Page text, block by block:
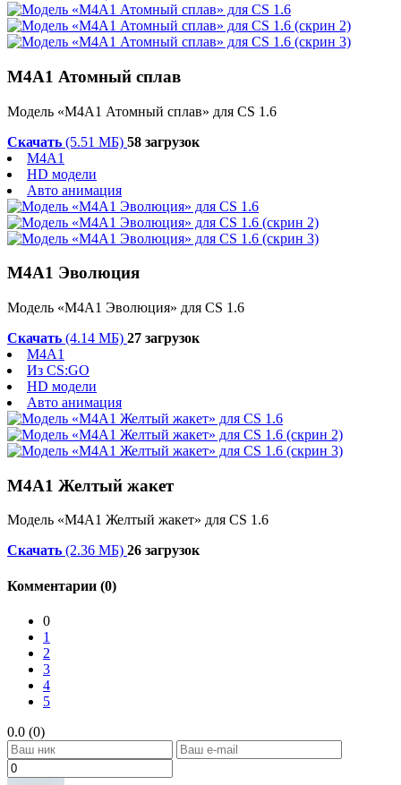
М4А1 Атомный сплав
Модель «М4А1 Атомный сплав» для CS 1.6
Скачать (5.51 МБ) 58 загрузок
M4A1
HD модели
Авто анимация
М4А1 Эволюция
Модель «М4А1 Эволюция» для CS 1.6
Скачать (4.14 МБ) 27 загрузок
M4A1
Из CS:GO
HD модели
Авто анимация
М4А1 Желтый жакет
Модель «М4А1 Желтый жакет» для CS 1.6
Скачать (2.36 МБ) 26 загрузок
Комментарии (0)
0
1
2
3
4
5
0.0 (0)